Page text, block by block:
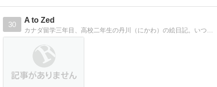
30
A to Zed